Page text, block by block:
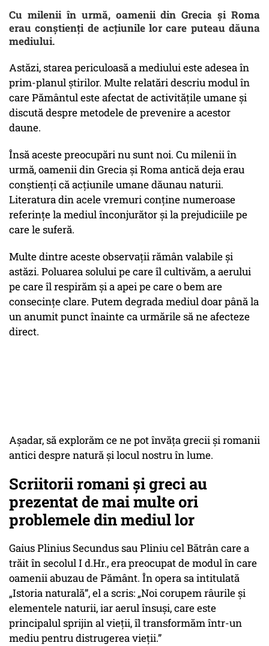
Cu milenii în urmă, oamenii din Grecia și Roma
erau conștienți de acțiunile lor care puteau dăuna
mediului.
Astăzi, starea periculoasă a mediului este adesea în
prim-planul știrilor. Multe relatări descriu modul în
care Pământul este afectat de activitățile umane și
discută despre metodele de prevenire a acestor
daune.
Însă aceste preocupări nu sunt noi. Cu milenii în
urmă, oamenii din Grecia și Roma antică deja erau
conștienți că acțiunile umane dăunau naturii.
Literatura din acele vremuri conține numeroase
referințe la mediul înconjurător și la prejudiciile pe
care le suferă.
Multe dintre aceste observații rămân valabile și
astăzi. Poluarea solului pe care îl cultivăm, a aerului
pe care îl respirăm și a apei pe care o bem are
consecințe clare. Putem degrada mediul doar până la
un anumit punct înainte ca urmările să ne afecteze
direct.
Așadar, să explorăm ce ne pot învăța grecii și romanii
antici despre natură și locul nostru în lume.
Scriitorii romani și greci au
prezentat de mai multe ori
problemele din mediul lor
Gaius Plinius Secundus sau Pliniu cel Bătrân care a
trăit în secolul I d.Hr., era preocupat de modul în care
oamenii abuzau de Pământ. În opera sa intitulată
„Istoria naturală”, el a scris: „Noi corupem râurile și
elementele naturii, iar aerul însuși, care este
principalul sprijin al vieții, îl transformăm într-un
mediu pentru distrugerea vieții.”